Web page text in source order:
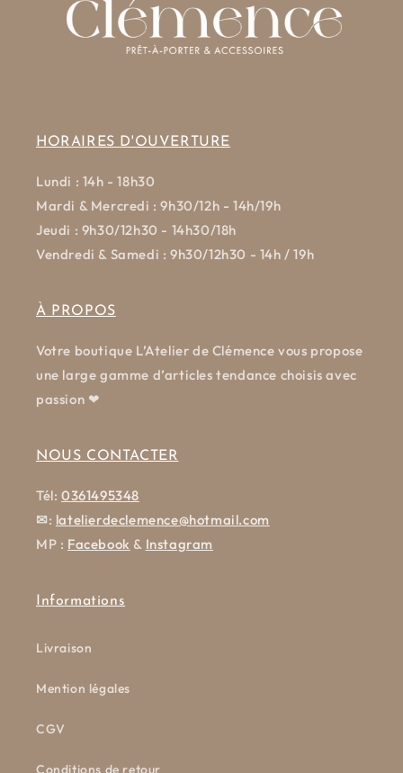
HORAIRES D'OUVERTURE
Lundi : 14h - 18h30
Mardi & Mercredi : 9h30/12h - 14h/19h
Jeudi : 9h30/12h30 - 14h30/18h
Vendredi & Samedi : 9h30/12h30 - 14h / 19h
À PROPOS
Votre boutique L’Atelier de Clémence vous propose
une large gamme d’articles tendance choisis avec
passion ❤
NOUS CONTACTER
Tél:0361495348
✉: latelierdeclemence@hotmail.com
MP : Facebook & Instagram
Informations
Livraison
Mention légales
CGV
Conditions de retour